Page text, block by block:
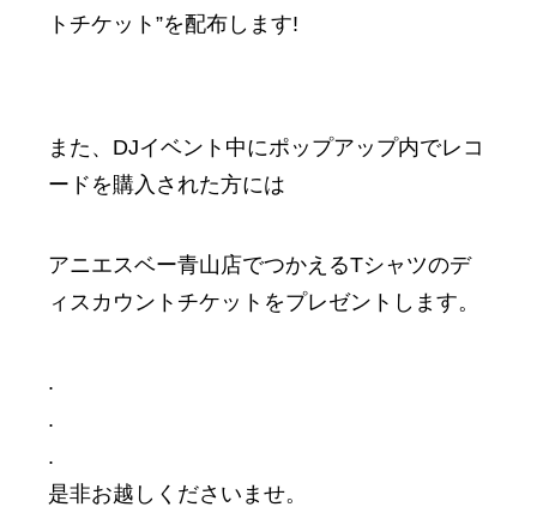
トチケット”を配布します!
また、DJイベント中にポップアップ内でレコ
ードを購入された方には
アニエスベー青山店でつかえるTシャツのデ
ィスカウントチケットをプレゼントします。
.
.
.
是非お越しくださいませ。